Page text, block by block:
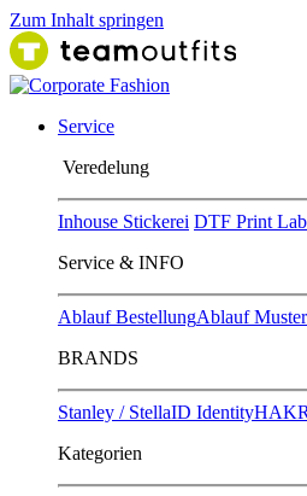
Zum Inhalt springen
Service
Ver​edelung
Inhouse Stickerei DTF Print Lab
Service & INFO
Ablauf BestellungAblauf Muster
BRANDS
Stanley / StellaID Identity
Kategorien